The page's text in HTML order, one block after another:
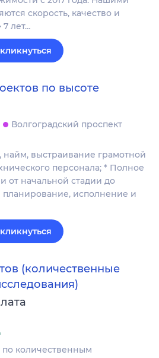
скорость, качество и
7 лет…
по высоте
Волгоградский проспект
найм, выстраивание грамотной
персонала; * Полное
от начальной стадии до
исполнение и
(количественные
количественным